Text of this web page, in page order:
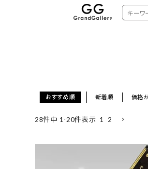
おすすめ順 新着順 価格
28件中 1 -20件表示 1 2